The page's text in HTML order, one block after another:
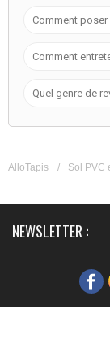
Comment poser
Comment
Quel genre de
AlloTapis / Sol PVC
NEWSLETTER :